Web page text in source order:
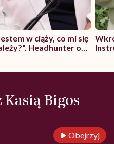
w ciąży, co mi się
Headhunter o
Bigos
Obejrzyj